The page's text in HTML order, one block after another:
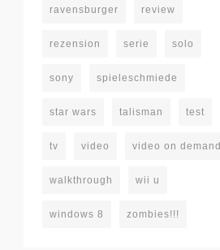
ravensburger review
rezension serie solo
sony spieleschmiede
star wars talisman test
tv video video on demand
walkthrough wii u
windows 8 zombies!!!